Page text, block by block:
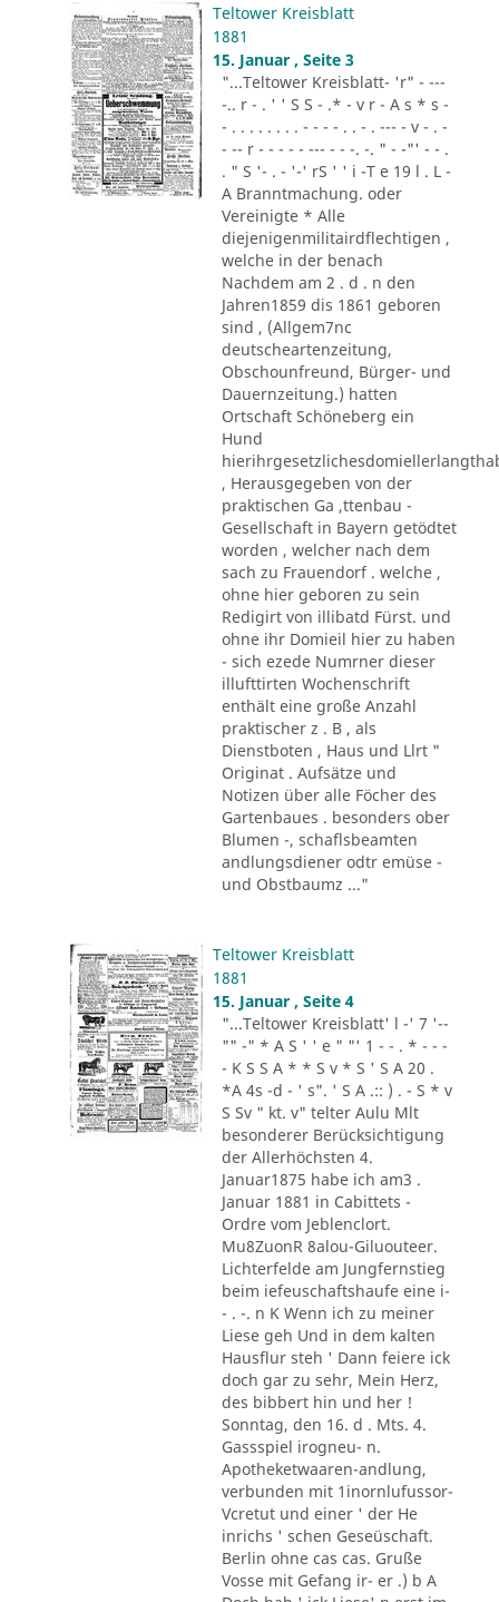
Teltower Kreisblatt
1881
15. Januar , Seite 3
"...Teltower Kreisblatt- 'r" - ---
-.. r - . ' ' S S - .* - v r - A s * s -
- . . . . . . . . - - - - . . - . --- - v - . -
- -- r - - - - - --- - - -. -. " - -"' - - .
. " S '- . - '-' rS ' ' i -T e 19 l . L -
A Branntmachung. oder
Vereinigte * Alle
diejenigenmilitairdflechtigen ,
welche in der benach
Nachdem am 2 . d . n den
Jahren1859 dis 1861 geboren
sind , (Allgem7nc
deutscheartenzeitung,
Obschounfreund, Bürger- und
Dauernzeitung.) hatten
Ortschaft Schöneberg ein
Hund
, Herausgegeben von der
praktischen Ga ,ttenbau -
Gesellschaft in Bayern getödtet
worden , welcher nach dem
sach zu Frauendorf . welche ,
ohne hier geboren zu sein
Redigirt von illibatd Fürst. und
ohne ihr Domieil hier zu haben
- sich ezede Numrner dieser
illufttirten Wochenschrift
enthält eine große Anzahl
praktischer z . B , als
Dienstboten , Haus und Llrt "
Originat . Aufsätze und
Notizen über alle Föcher des
Gartenbaues . besonders ober
Blumen -, schaflsbeamten
andlungsdiener odtr emüse -
und Obstbaumz ..."
Teltower Kreisblatt
1881
15. Januar , Seite 4
"...Teltower Kreisblatt' l -' 7 '--
"" -" * A S ' ' e " "' 1 - - . * - - -
- K S S A * * S v * S ' S A 20 .
*A 4s -d - ' s". ' S A .:: ) . - S * v
S Sv " kt. v" telter Aulu Mlt
besonderer Berücksichtigung
der Allerhöchsten 4.
Januar1875 habe ich am3 .
Januar 1881 in Cabittets -
Ordre vom Jeblenclort.
Mu8ZuonR 8alou-Giluouteer.
Lichterfelde am Jungfernstieg
beim iefeuschaftshaufe eine i-
- . -. n K Wenn ich zu meiner
Liese geh Und in dem kalten
Hausflur steh ' Dann feiere ick
doch gar zu sehr, Mein Herz,
des bibbert hin und her !
Sonntag, den 16. d . Mts. 4.
Gassspiel irogneu- n.
Apotheketwaaren-andlung,
verbunden mit 1inornlufussor-
Vcretut und einer ' der He
inrichs ' schen Geseüschaft.
Berlin ohne cas cas. Gruße
Vosse mit Gefang ir- er .) b A